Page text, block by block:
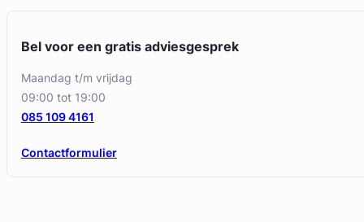
Bel voor een gratis adviesgesprek
maandag t/m vrijdag
09:00 tot 19:00
Contactformulier
085 109 4161